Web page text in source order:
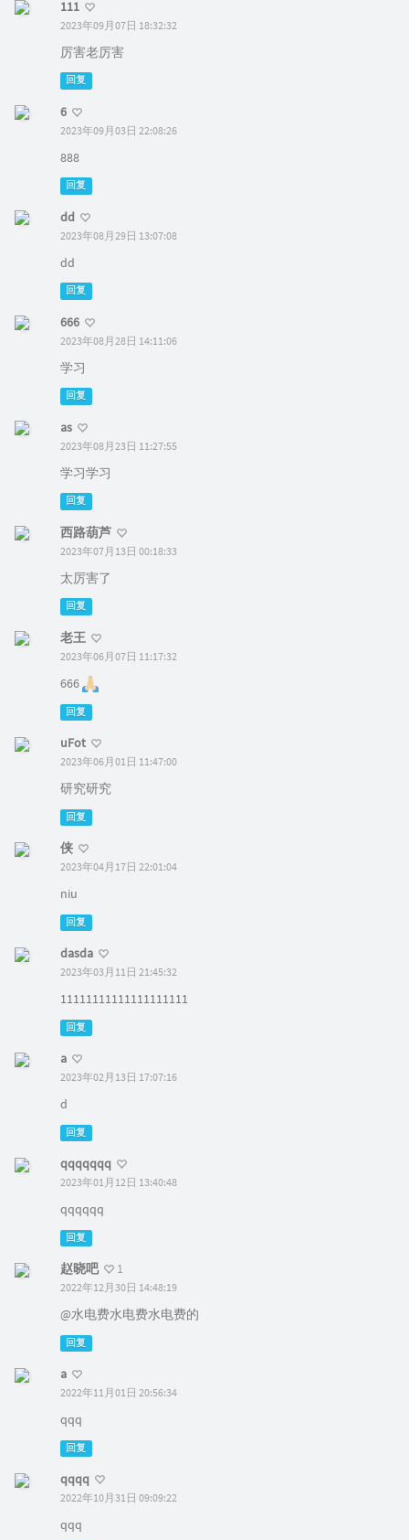
111
2023年09月07日 18:32:32
厉害老厉害
回复
6
2023年09月03日 22:08:26
888
回复
dd
2023年08月29日 13:07:08
dd
回复
666
2023年08月28日 14:11:06
学习
回复
as
2023年08月23日 11:27:55
学习学习
回复
西路葫芦
2023年07月13日 00:18:33
太厉害了
回复
老王
2023年06月07日 11:17:32
666
回复
uFot
2023年06月01日 11:47:00
研究研究
回复
侠
2023年04月17日 22:01:04
niu
回复
dasda
2023年03月11日 21:45:32
11111111111111111111
回复
a
2023年02月13日 17:07:16
d
回复
qqqqqqq
2023年01月12日 13:40:48
qqqqqq
回复
赵晓吧 1
2022年12月30日 14:48:19
@水电费水电费水电费的
回复
a
2022年11月01日 20:56:34
qqq
回复
qqqq
2022年10月31日 09:09:22
qqq